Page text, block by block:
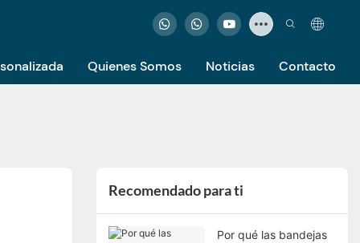
Quienes Somos Noticias Contacto
Recomendado para ti
Por qué las bandejas